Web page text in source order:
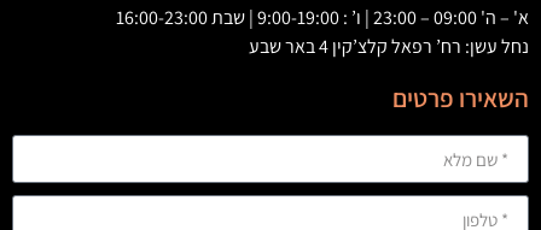
א' – ה' 09:00 – 23:00 | ו’ : 9:00-19:00 | שבת 16:00-23:00
נחל עשן: רח’ רפאל קלצ’קין 4 באר שבע
השאירו פרטים